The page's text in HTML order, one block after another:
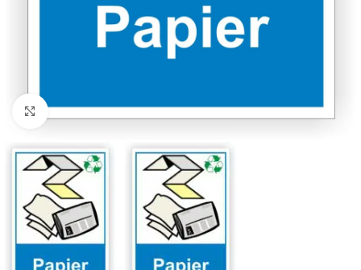
Klicken zum Vergrößern